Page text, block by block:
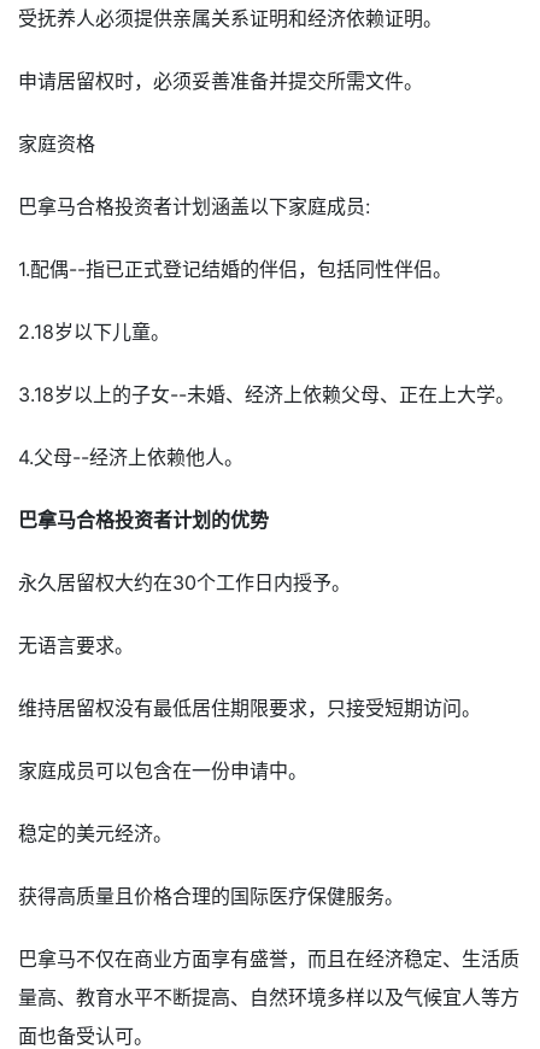
受抚养人必须提供亲属关系证明和经济依赖证明。
申请居留权时，必须妥善准备并提交所需文件。
家庭资格
巴拿马合格投资者计划涵盖以下家庭成员:
1.配偶--指已正式登记结婚的伴侣，包括同性伴侣。
2.18岁以下儿童。
3.18岁以上的子女--未婚、经济上依赖父母、正在上大学。
4.父母--经济上依赖他人。
巴拿马合格投资者计划的优势
永久居留权大约在30个工作日内授予。
无语言要求。
维持居留权没有最低居住期限要求，只接受短期访问。
家庭成员可以包含在一份申请中。
稳定的美元经济。
获得高质量且价格合理的国际医疗保健服务。
巴拿马不仅在商业方面享有盛誉，而且在经济稳定、生活质
量高、教育水平不断提高、自然环境多样以及气候宜人等方
面也备受认可。